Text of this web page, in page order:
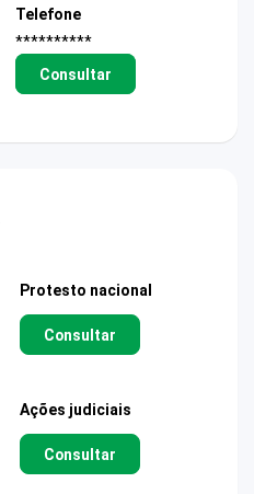
Telefone
**********
Consultar
Protesto nacional
Consultar
Ações judiciais
Consultar